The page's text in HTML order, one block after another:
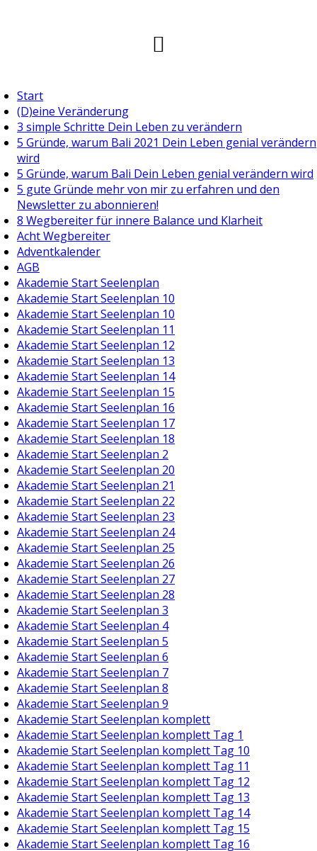
Start
(D)eine Veränderung
3 simple Schritte Dein Leben zu verändern
5 Gründe, warum Bali 2021 Dein Leben genial verändern
wird
5 Gründe, warum Bali Dein Leben genial verändern wird
5 gute Gründe mehr von mir zu erfahren und den
Newsletter zu abonnieren!
8 Wegbereiter für innere Balance und Klarheit
Acht Wegbereiter
Adventkalender
AGB
Akademie Start Seelenplan
Akademie Start Seelenplan 10
Akademie Start Seelenplan 10
Akademie Start Seelenplan 11
Akademie Start Seelenplan 12
Akademie Start Seelenplan 13
Akademie Start Seelenplan 14
Akademie Start Seelenplan 15
Akademie Start Seelenplan 16
Akademie Start Seelenplan 17
Akademie Start Seelenplan 18
Akademie Start Seelenplan 2
Akademie Start Seelenplan 20
Akademie Start Seelenplan 21
Akademie Start Seelenplan 22
Akademie Start Seelenplan 23
Akademie Start Seelenplan 24
Akademie Start Seelenplan 25
Akademie Start Seelenplan 26
Akademie Start Seelenplan 27
Akademie Start Seelenplan 28
Akademie Start Seelenplan 3
Akademie Start Seelenplan 4
Akademie Start Seelenplan 5
Akademie Start Seelenplan 6
Akademie Start Seelenplan 7
Akademie Start Seelenplan 8
Akademie Start Seelenplan 9
Akademie Start Seelenplan komplett
Akademie Start Seelenplan komplett Tag 1
Akademie Start Seelenplan komplett Tag 10
Akademie Start Seelenplan komplett Tag 11
Akademie Start Seelenplan komplett Tag 12
Akademie Start Seelenplan komplett Tag 13
Akademie Start Seelenplan komplett Tag 14
Akademie Start Seelenplan komplett Tag 15
Akademie Start Seelenplan komplett Tag 16